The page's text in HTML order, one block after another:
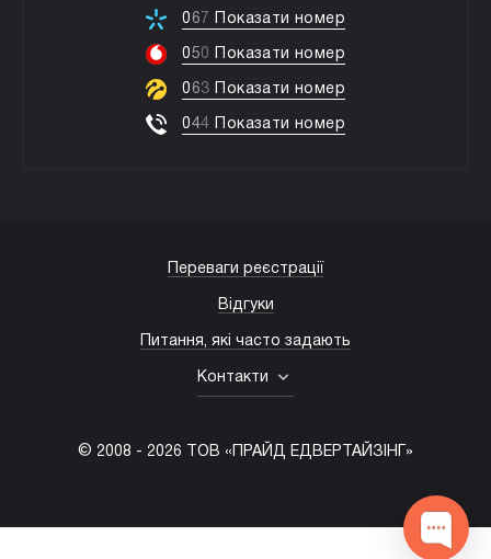
06 7 Показати номер
050 Показати номер
063 Показати номер
044 Показати номер
© 2008 - 2026 ТОВ «ПРАЙД ЕДВЕРТАЙЗІНГ»
Переваги реєстрації
Відгуки
Питання, які часто задають
Контакти